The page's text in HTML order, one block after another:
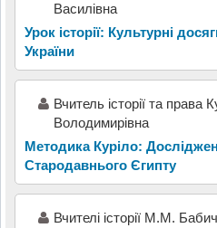
Василівна
Урок історії: Культурні
України
Вчитель історії та права
Володимирівна
Методика Куріло:
Стародавнього Єгипту
Вчителі історії М.М.